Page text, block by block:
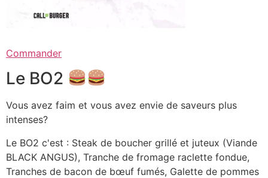
Commander
Le BO2
Vous avez faim et vous avez envie de saveurs plus
intenses?
Le BO2 c'est : Steak de boucher grillé et juteux (Viande
BLACK ANGUS), Tranche de fromage raclette fondue,
Tranches de bacon de bœuf fumés, Galette de pommes